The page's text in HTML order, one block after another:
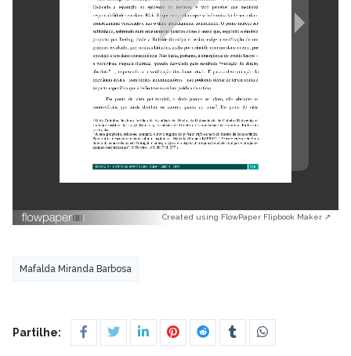
Created using FlowPaper Flipbook Maker ↗
Mafalda Miranda Barbosa
Partilhe: